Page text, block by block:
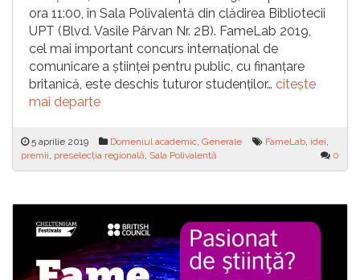
ora 11:00, în Sala Polivalentă din clădirea Bibliotecii
UPT (Blvd. Vasile Pârvan Nr. 2B). FameLab 2019,
cel mai important concurs internațional de
comunicare a științei pentru public, cu finanțare
britanică, este deschis tuturor studenților… citește
mai departe
5 aprilie 2019 Domeniul academic, Generale FameLab, idei,
premii, preselecția regională, Sala Polivalentă 0